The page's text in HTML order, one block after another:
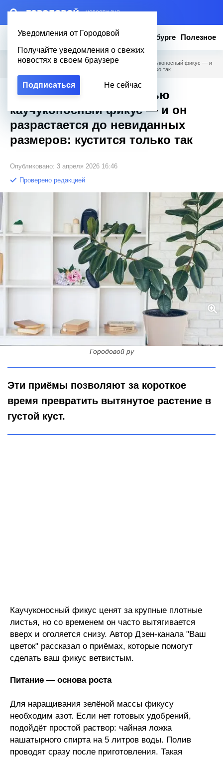
– НОВОСТИ ДНЯ
Уведомления от Городовой
Получайте уведомления о свежих
новостях в своем браузере
Подписаться Не сейчас
Новости Эксклюзив Вопросы о Петербурге Полезное
Городовой Полезное / Опрыскиваю этой смесью каучуконосный фикус — и
он разрастается до невиданных размеров: кустится только так
Опрыскиваю этой смесью
каучуконосный фикус — и он
разрастается до невиданных
размеров: кустится только так
Опубликовано: 3 апреля 2026 16:46
Проверено редакцией
Опрыскиваю этой смесью каучуконосный фикус — и он
разрастается до невиданных размеров: кустится только так
Городовой ру
Эти приёмы позволяют за короткое
время превратить вытянутое растение в
густой куст.
Каучуконосный фикус ценят за крупные плотные
листья, но со временем он часто вытягивается
вверх и оголяется снизу. Автор Дзен-канала "Ваш
цветок" рассказал о приёмах, которые помогут
сделать ваш фикус ветвистым.
Питание — основа роста
Для наращивания зелёной массы фикусу
необходим азот. Если нет готовых удобрений,
подойдёт простой раствор: чайная ложка
нашатырного спирта на 5 литров воды. Полив
проводят сразу после приготовления. Такая